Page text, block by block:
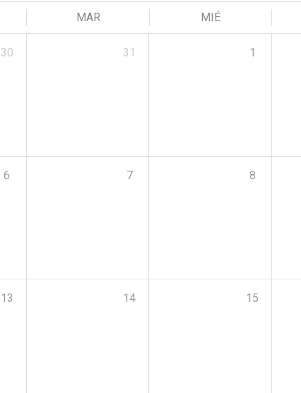
MAR MIÉ
30 31 1
6 7 8
13 14 15